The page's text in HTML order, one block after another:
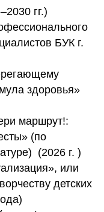
гг.)
БУК г.
здоровья»
маршрут!:
(по
(2026 г. )
или
детских